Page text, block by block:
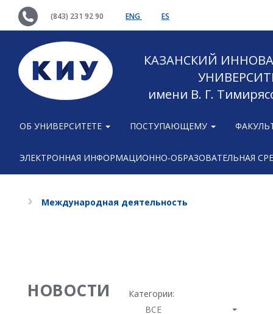
(843) 231 92 90 ENG ES
КАЗАНСКИЙ
имени В. Г.
ОБ УНИВЕРСИТЕТЕ ПОСТУПАЮЩЕМУ
ЭЛЕКТРОННАЯ ИНФОРМАЦИОННО-ОБРАЗОВАТЕЛЬНАЯ
Международная деятельность
НОВОСТИ
Категории:
ВСЕ